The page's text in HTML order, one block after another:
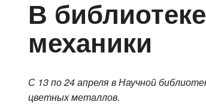
В
механики
С 13 по 24 апреля в Научной
цветных металлов.